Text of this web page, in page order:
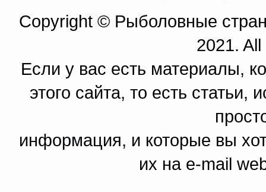
Copyright © Рыболовные
2021.
Если у вас есть материалы,
этого сайта, то есть
информация, и которые вы
их на e-mail